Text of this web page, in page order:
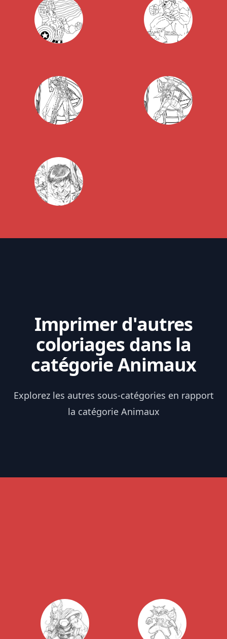
Imprimer d'autres
coloriages dans la
catégorie Animaux
Explorez les autres sous-catégories en rapport
la catégorie Animaux